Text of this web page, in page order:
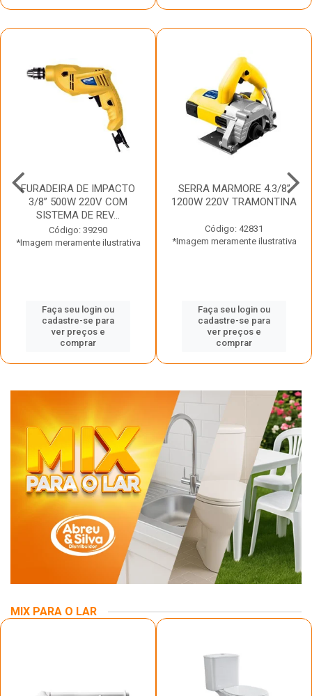
FURADEIRA DE IMPACTO
3/8” 500W 220V COM
SISTEMA DE REV...
Código: 39290
*Imagem meramente ilustrativa
Faça seu login ou
cadastre-se para
ver preços e
comprar
SERRA MARMORE 4.3/8”
1200W 220V TRAMONTINA
Código: 42831
*Imagem meramente ilustrativa
Faça seu login ou
cadastre-se para
ver preços e
comprar
MIX PARA O LAR